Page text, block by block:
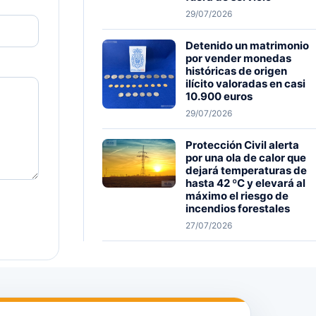
29/07/2026
Detenido un matrimonio
por vender monedas
históricas de origen
ilícito valoradas en casi
10.900 euros
29/07/2026
Protección Civil alerta
por una ola de calor que
dejará temperaturas de
hasta 42 ºC y elevará al
máximo el riesgo de
incendios forestales
27/07/2026